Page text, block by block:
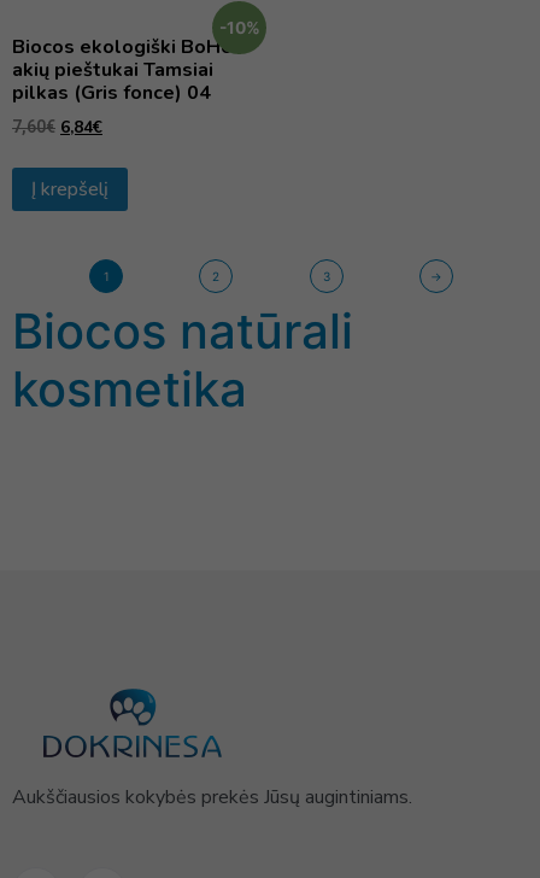
-10%
Biocos ekologiški BoHo
akių pieštukai Tamsiai
pilkas (Gris fonce) 04
7,60€ 6,84€
Į krepšelį
1 2 3 →
Biocos natūrali
kosmetika
Aukščiausios kokybės prekės Jūsų augintiniams.